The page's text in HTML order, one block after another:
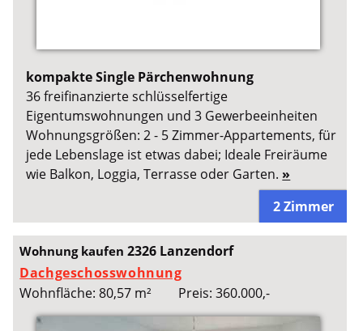
kompakte Single Pärchenwohnung
36 freifinanzierte schlüsselfertige
Eigentumswohnungen und 3 Gewerbeeinheiten
Wohnungsgrößen: 2 - 5 Zimmer-Appartements, für
jede Lebenslage ist etwas dabei; Ideale Freiräume
wie Balkon, Loggia, Terrasse oder Garten. »
2 Zimmer
Wohnung kaufen2326 Lanzendorf
Dachgeschosswohnung
Wohnfläche: 80,57 m²
Preis: 360.000,-